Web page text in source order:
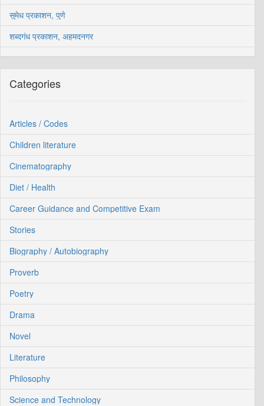
सुमेध प्रकाशन, पुणे
शब्दगंध प्रकाशन, अहमदनगर
Categories
Articles / Codes
Children literature
Cinematography
Diet / Health
Career Guidance and Competitive Exam
Stories
Biography / Autobiography
Proverb
Poetry
Drama
Novel
Literature
Philosophy
Science and Technology